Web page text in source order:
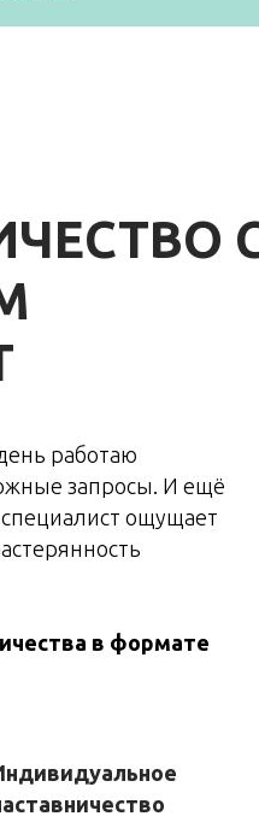
работаю
запросы. И ещё
ощущает
в формате